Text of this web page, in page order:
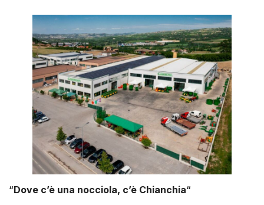
“Dove c’è una nocciola, c’è Chianchia“